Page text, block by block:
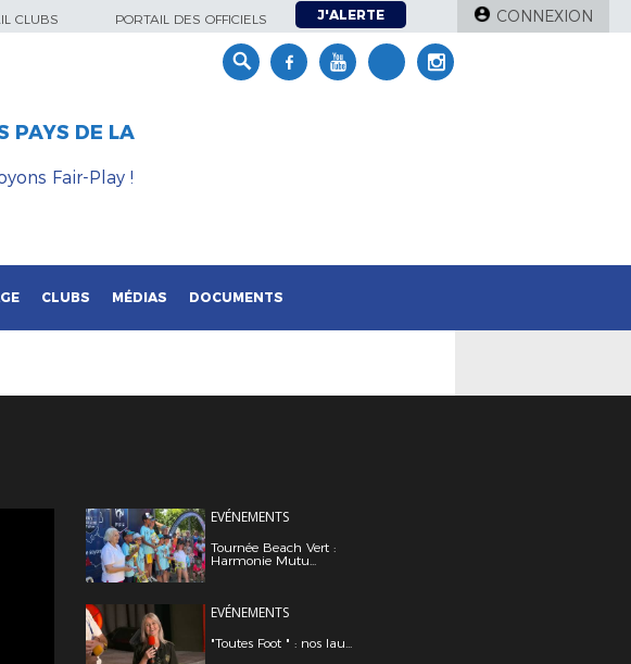
CLUBS PORTAIL DES OFFICIELS J'ALERTE CONNEXION
PAYS DE LA
Fair-Play !
CLUBS MÉDIAS DOCUMENTS
EVÉNEMENTS
Tournée Beach Vert :
Harmonie Mutu...
EVÉNEMENTS
"Toutes Foot " : nos lau...